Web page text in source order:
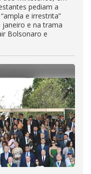
pediam a
e irrestrita”
e na trama
Bolsonaro e